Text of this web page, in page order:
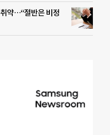
약…“절반은 비정